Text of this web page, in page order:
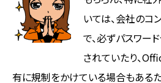
いては、会社のコ
で、必ずパスワー
されていたり、
有に規制をかけている場合もある